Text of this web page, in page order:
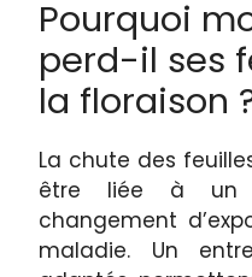
Pourquoi
perd-il ses
la floraison
La chute des
être liée à un
changement
maladie. Un